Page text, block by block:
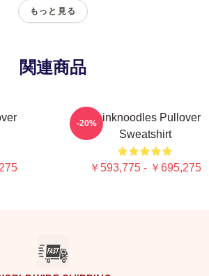
もっと見る
関連商品
Thinknoodles Pullover
Sweatshirt
￥593,775 - ￥695,275
-20%